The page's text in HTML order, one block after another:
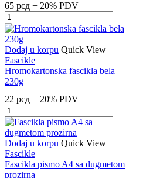
65 рсд + 20% PDV
Fascikla
pismo
A3
sa
dugmetom
quantity
Dodaj u korpu Quick View
Fascikle
Hromokartonska fascikla bela
230g
22 рсд + 20% PDV
Hromokartonska
fascikla
bela
230g
quantity
Dodaj u korpu Quick View
Fascikle
Fascikla pismo A4 sa dugmetom
prozirna